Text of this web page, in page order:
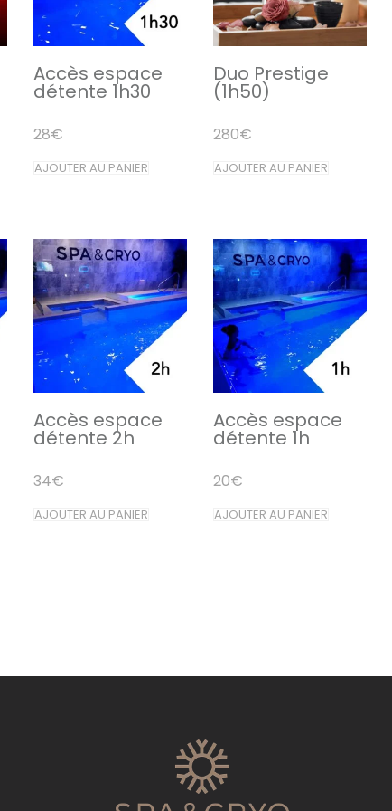
Accès espace
détente 1h30
28€
AJOUTER AU PANIER
Duo Prestige
(1h50)
280€
AJOUTER AU PANIER
Accès espace
détente 2h
34€
AJOUTER AU PANIER
Accès espace
détente 1h
20€
AJOUTER AU PANIER